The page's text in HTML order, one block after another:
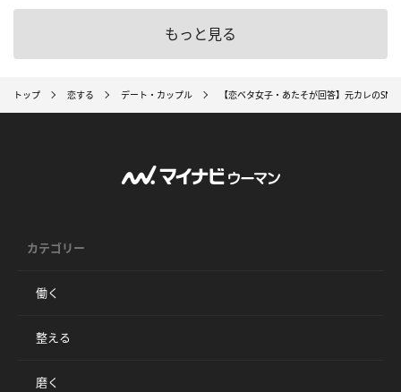
もっと見る
トップ 恋する デート・カップル 【恋ベタ女子・あたそが回答】元カレの
カテゴリー
働く
整える
磨く